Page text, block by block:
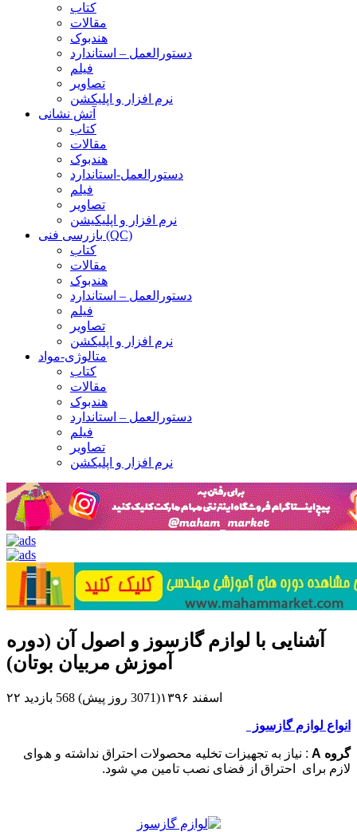
کتاب
مقالات
هندبوک
دستورالعمل – استاندارد
فیلم
تصاویر
نرم افزار و اپلیکشن
آتش نشانی
کتاب
مقالات
هندبوک
دستورالعمل-استاندارد
فیلم
تصاویر
نرم افزار و اپلیکیشن
بازرسی فنی (QC)
کتاب
مقالات
هندبوک
دستورالعمل – استاندارد
فیلم
تصاویر
نرم افزار و اپلیکشن
متالوژی-مواد
کتاب
مقالات
هندبوک
دستورالعمل – استاندارد
فیلم
تصاویر
نرم افزار و اپلیکشن
⁣آشنایی با لوازم گازسوز و اصول آن (دوره
آموزش مربیان بوتان)
۲۲ اسفند ۱۳۹۶(3071 روز پیش) 568 بازدید
اﻧﻮاع لوازم گازسوز
ﮔﺮوه A
: ﻧﯿﺎز ﺑﻪ ﺗﺠﮭﯿﺰات ﺗﺨﻠﯿﻪ ﻣﺤﺼﻮﻻت اﺣﺘﺮاق ﻧﺪاﺷﺘﻪ و ھﻮای
ﻻزم ﺑﺮای اﺣﺘﺮاق از ﻓﻀﺎی ﻧﺼﺐ ﺗﺎﻣﯿﻦ ﻣﻲ ﺷﻮد.